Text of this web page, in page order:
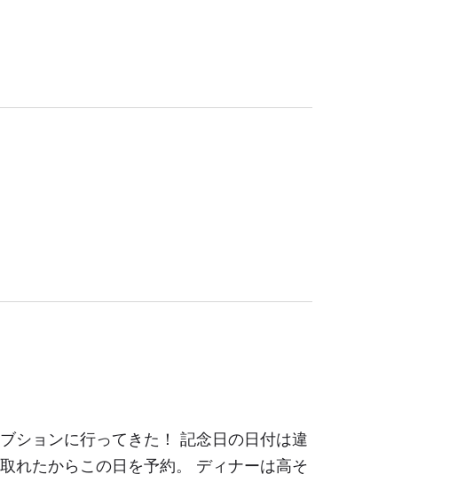
ションに行ってきた！ 記念日の日付は違
れたからこの日を予約。 ディナーは高そ